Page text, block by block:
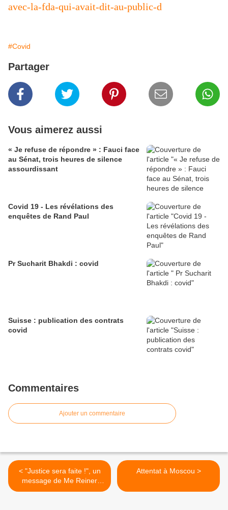
avec-la-fda-qui-avait-dit-au-public-d
#Covid
Partager
Vous aimerez aussi
« Je refuse de répondre » : Fauci face
au Sénat, trois heures de silence
assourdissant
Covid 19 - Les révélations des
enquêtes de Rand Paul
Pr Sucharit Bhakdi : covid
Suisse : publication des contrats
covid
Commentaires
Ajouter un commentaire
< "Justice sera faite !", un
message de Me Reiner
Fuellmich
Attentat à Moscou >